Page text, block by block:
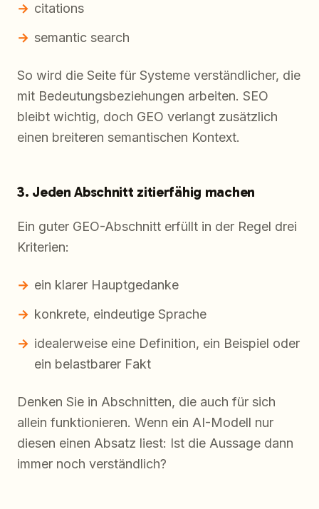
citations
semantic search
So wird die Seite für Systeme verständlicher, die
mit Bedeutungsbeziehungen arbeiten. SEO
bleibt wichtig, doch GEO verlangt zusätzlich
einen breiteren semantischen Kontext.
3. Jeden Abschnitt zitierfähig machen
Ein guter GEO-Abschnitt erfüllt in der Regel drei
Kriterien:
ein klarer Hauptgedanke
konkrete, eindeutige Sprache
idealerweise eine Definition, ein Beispiel oder
ein belastbarer Fakt
Denken Sie in Abschnitten, die auch für sich
allein funktionieren. Wenn ein AI-Modell nur
diesen einen Absatz liest: Ist die Aussage dann
immer noch verständlich?